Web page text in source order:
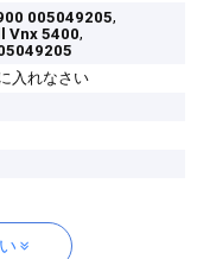
005049205,
Vnx 5400,
入れなさい